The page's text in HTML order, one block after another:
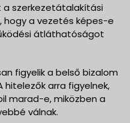
a szerkezetátalakítási
hogy a vezetés képes-e
átláthatóságot
figyelik a belső bizalom
hitelezők arra figyelnek,
marad-e, miközben a
válnak.